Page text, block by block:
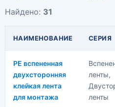
Найдено: 31
НАИМЕНОВАНИЕ СЕРИЯ
PE вспененная
двухсторонняя
клейкая лента
для монтажа
ленты,
ленты